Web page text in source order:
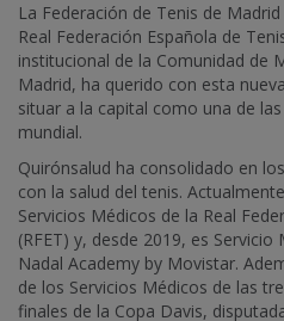
La Federación de Tenis de
Real Federación Española de
institucional de la Comunidad de
Madrid, ha querido con esta
situar a la capital como una de
mundial.
Quirónsalud ha consolidado en
con la salud del tenis.
Servicios Médicos de la Real
(RFET) y, desde 2019, es
Nadal Academy by Movistar.
de los Servicios Médicos de las
finales de la Copa Davis,